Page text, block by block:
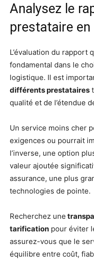
Analysez le
prestataire
L’évaluation du rapport
fondamental dans le
logistique. Il est
différents prestataires
qualité et de l’étendue
Un service moins cher
exigences ou pourrait
l’inverse, une option
valeur ajoutée
assurance, une plus
technologies de pointe.
Recherchez une
tarification pour éviter
assurez-vous que le
équilibre entre coût,